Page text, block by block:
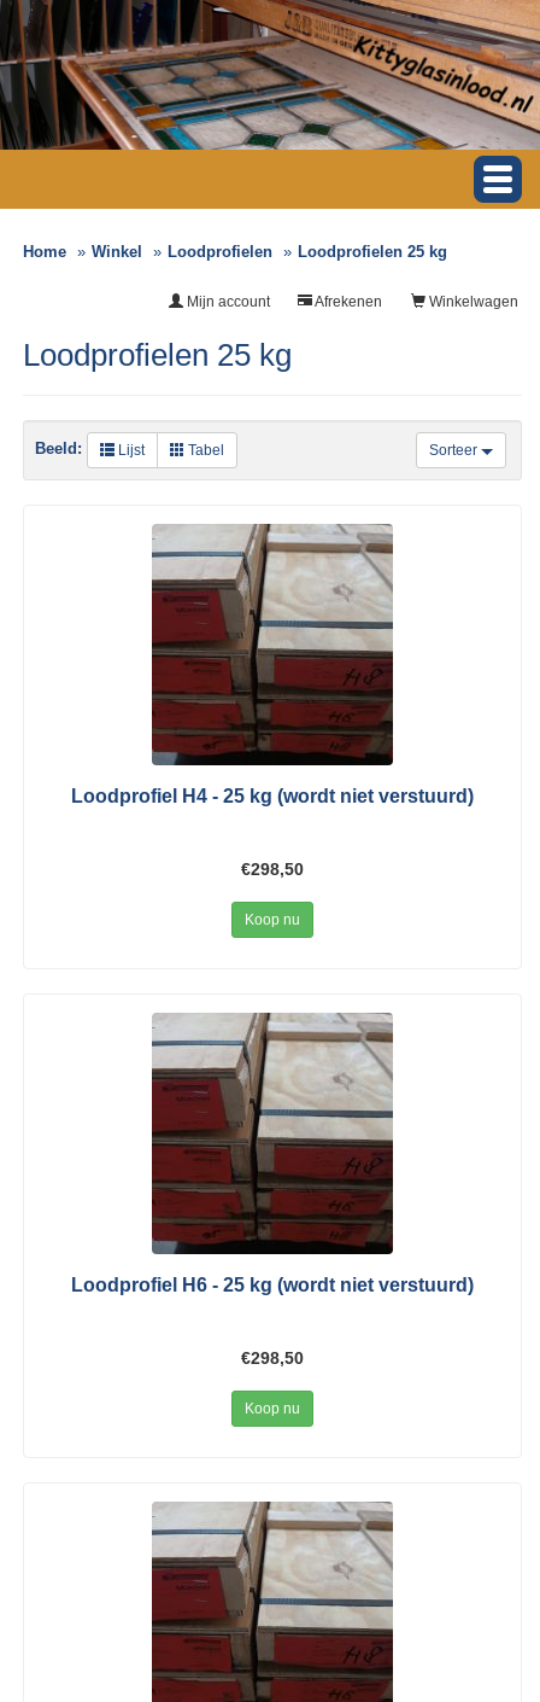
Home Winkel Loodprofielen Loodprofielen 25 kg
Winkelwagen
Afrekenen
Mijn account
Loodprofielen 25 kg
Sorteer
Beeld: Lijst Tabel
Loodprofiel H4 - 25 kg (wordt niet verstuurd)
€298,50
Koop nu
Loodprofiel H6 - 25 kg (wordt niet verstuurd)
€298,50
Koop nu